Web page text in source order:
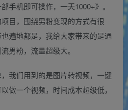
手机即可操作，一天1000+》。
目，围绕男粉变现的方式有很
遍地都是，我给大家带来的是通
男粉，流量超级大。
我们用到的是图片转视频，一键
做一个视频，时间成本超级低，